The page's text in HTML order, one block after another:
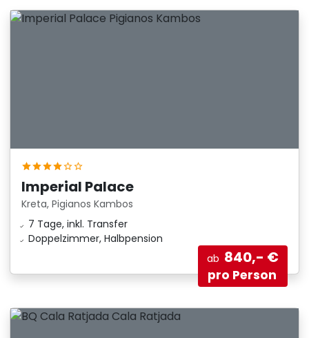
Imperial Palace
Kreta, Pigianos Kambos
7 Tage, inkl. Transfer
Doppelzimmer, Halbpension
ab 840,- €
pro Person